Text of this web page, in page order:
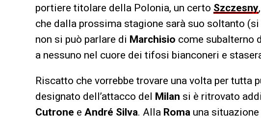
portiere titolare della Polonia, un certo Szczesny
che dalla prossima stagione sarà suo soltanto (si
non si può parlare di Marchisio come subalterno
a nessuno nel cuore dei tifosi bianconeri e
Riscatto che vorrebbe trovare una volta per tutta
designato dell’attacco del Milan si è ritrovato
Cutrone e André Silva. Alla Roma una